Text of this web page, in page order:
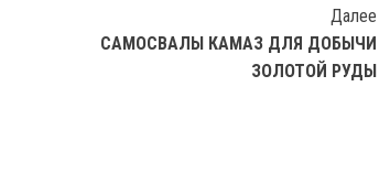
Далее
САМОСВАЛЫ КАМАЗ ДЛЯ ДОБЫЧИ
ЗОЛОТОЙ РУДЫ